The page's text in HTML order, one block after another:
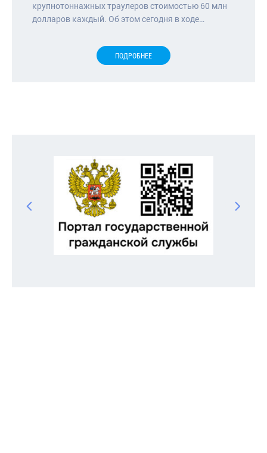
крупнотоннажных траулеров стоимостью 60 млн
долларов каждый. Об этом сегодня в ходе…
ПОДРОБНЕЕ